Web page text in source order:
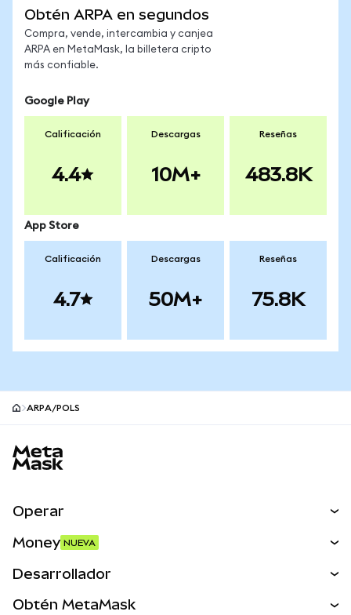
Obtén ARPA en segundos
Compra, vende, intercambia y canjea
ARPA en MetaMask, la billetera cripto
más confiable.
Google Play
Calificación
4.4
Descargas
10M+
Reseñas
483.8K
App Store
Calificación
4.7
Descargas
50M+
Reseñas
75.8K
ARPA/POLS
Operar
Activos del mundo real
Money NUEVA
Desarrollador
Obtén MetaMask